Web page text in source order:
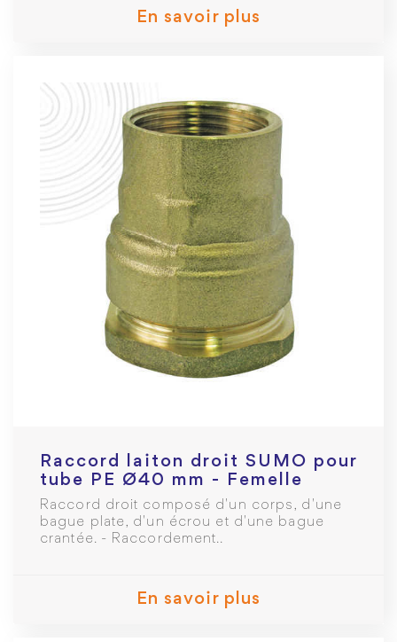
En savoir plus
Raccord laiton droit SUMO pour
tube PE Ø40 mm - Femelle
1"1/4
Raccord droit composé d'un corps, d'une
bague plate, d'un écrou et d'une bague
crantée. - Raccordement..
En savoir plus